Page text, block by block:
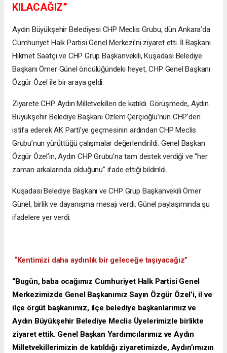
KILACAĞIZ”
Aydın Büyükşehir Belediyesi CHP Meclis Grubu, dün Ankara’da
Cumhuriyet Halk Partisi Genel Merkezi’ni ziyaret etti. İl Başkanı
Hikmet Saatçı ve CHP Grup Başkanvekili, Kuşadası Belediye
Başkanı Ömer Günel öncülüğündeki heyet, CHP Genel Başkanı
Özgür Özel ile bir araya geldi.
Ziyarete CHP Aydın Milletvekilleri de katıldı. Görüşmede, Aydın
Büyükşehir Belediye Başkanı Özlem Çerçioğlu’nun CHP’den
istifa ederek AK Parti’ye geçmesinin ardından CHP Meclis
Grubu’nun yürüttüğü çalışmalar değerlendirildi. Genel Başkan
Özgür Özel’in, Aydın CHP Grubu’na tam destek verdiği ve “her
zaman arkalarında olduğunu” ifade ettiği bildirildi.
Kuşadası Belediye Başkanı ve CHP Grup Başkanvekili Ömer
Günel, birlik ve dayanışma mesajı verdi. Günel paylaşımında şu
ifadelere yer verdi:
“Kentimizi daha aydınlık bir geleceğe taşıyacağız”
“Bugün, baba ocağımız Cumhuriyet Halk Partisi Genel
Merkezimizde Genel Başkanımız Sayın Özgür Özel’i, il ve
ilçe örgüt başkanımız, ilçe belediye başkanlarımız ve
Aydın Büyükşehir Belediye Meclis Üyelerimizle birlikte
ziyaret ettik. Genel Başkan Yardımcılarımız ve Aydın
Milletvekillerimizin de katıldığı ziyaretimizde, Aydın’ımızın